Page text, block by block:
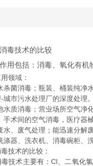
技术的比较
用包括：消毒、氧化有机
领域：
消毒；瓶装、桶装纯净水
市污水处理厂的深度处理。
消毒；营业场所空气净化
间的空气消毒，医疗器械
废气处理；能迅速分解废
、洗衣机、消毒碗柜、洗
技术的比较：
术主要有：Cl、二氧化氯